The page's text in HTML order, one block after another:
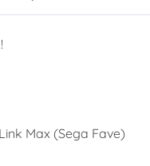
Max (Sega Fave)